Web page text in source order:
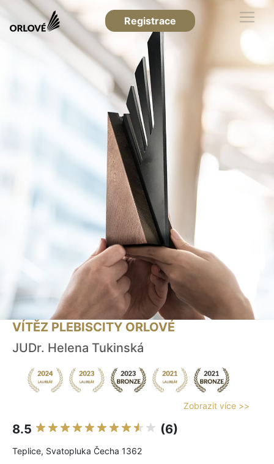
Registrace
VÍTĚZ PLEBISCITY ORLOVÉ
JUDr. Helena Tukinská
Zobrazit více >>
8.5 (6)
Teplice, Svatopluka Čecha 1362